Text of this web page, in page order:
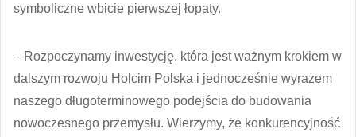
symboliczne wbicie pierwszej łopaty.
– Rozpoczynamy inwestycję, która jest ważnym krokiem w
dalszym rozwoju Holcim Polska i jednocześnie wyrazem
naszego długoterminowego podejścia do budowania
nowoczesnego przemysłu. Wierzymy, że konkurencyjność